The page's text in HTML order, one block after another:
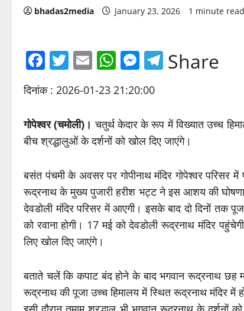
bhadas2media January 23, 2026 1 minute read
Facebook
Twitter
EmailWhatsApp
Messenger
Telegram
Share
दिनांक : 2026-01-23 21:20:00
गोपेश्वर (चमोली)। चतुर्थ केदार के रूप में विख्यात उच्च
बीच श्रद्धालुओं के दर्शनों को खोल दिए जाएंगे।
बसंत पंचमी के अवसर पर गोपीनाथ मंदिर गोपेश्वर परिसर
रूद्रनाथ के मुख्य पुजारी हरीश भट्ट ने इस आशय की घोषणा
देवडोली मंदिर परिसर में आएगी। इसके बाद दो दिनों तक
को रवाना होगी। 17 मई को देवडोली रूद्रनाथ मंदिर
लिए खोल दिए जाएंगे।
बताते चलें कि कपाट बंद होने के बाद भगवान रूद्रनाथ छह
रूद्रनाथ की पूजा उच्च हिमालय में स्थित रूद्रनाथ मंदिर में